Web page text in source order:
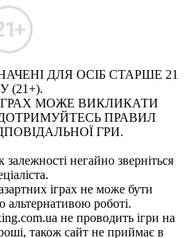
ДЛЯ ОСІБ СТАРШЕ 21
(21+).
МОЖЕ ВИКЛИКАТИ
ПРАВИЛ
ГРИ.
негайно зверніться
іграх не може бути
альтернативою роботі.
не проводить ігри на
також сайт не приймає в